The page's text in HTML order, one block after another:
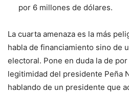
por 6 millones de dólares.
La cuarta amenaza es la más
habla de financiamiento sino de
electoral. Pone en duda la de
legitimidad del presidente Peña
hablando de un presidente que